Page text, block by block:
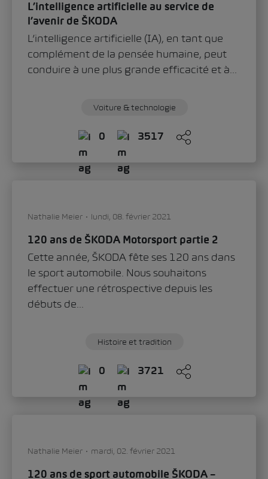
L’intelligence artificielle au service de
l’avenir de ŠKODA
L’intelligence artificielle (IA), en tant que
complément de la pensée humaine, peut
conduire à une plus grande efficacité et à...
Voiture & technologie
0 3517
Nathalie Meier lundi, 08. février 2021
120 ans de ŠKODA Motorsport partie 2
Cette année, ŠKODA fête ses 120 ans dans
le sport automobile. Nous souhaitons
effectuer une rétrospective depuis les
débuts de...
Histoire et tradition
0 3721
Nathalie Meier mardi, 02. février 2021
120 ans de sport automobile ŠKODA –